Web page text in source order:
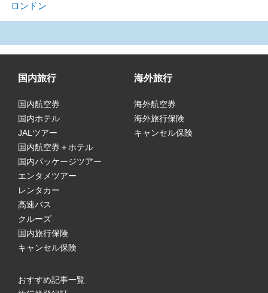
ロンドン
国内旅行
国内航空券
国内ホテル
JALツアー
国内航空券＋ホテル
国内パッケージツアー
エンタメツアー
レンタカー
高速バス
クルーズ
国内旅行保険
キャンセル保険
海外旅行
海外航空券
海外旅行保険
キャンセル保険
おすすめ記事一覧